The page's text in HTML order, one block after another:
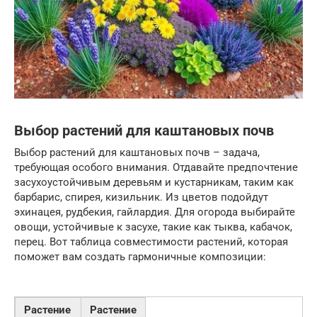
Выбор растений для каштановых почв
Выбор растений для каштановых почв – задача,
требующая особого внимания. Отдавайте предпочтение
засухоустойчивым деревьям и кустарникам, таким как
барбарис, спирея, кизильник. Из цветов подойдут
эхинацея, рудбекия, гайлардия. Для огорода выбирайте
овощи, устойчивые к засухе, такие как тыква, кабачок,
перец. Вот таблица совместимости растений, которая
поможет вам создать гармоничные композиции:
Растение
Растение